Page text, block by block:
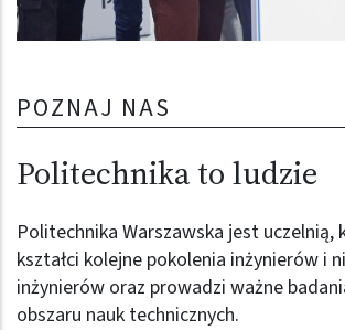
POZNAJ NAS
Politechnika to ludzie
Politechnika Warszawska jest
kształci kolejne pokolenia inżynierów i
inżynierów oraz prowadzi ważne
obszaru nauk technicznych.